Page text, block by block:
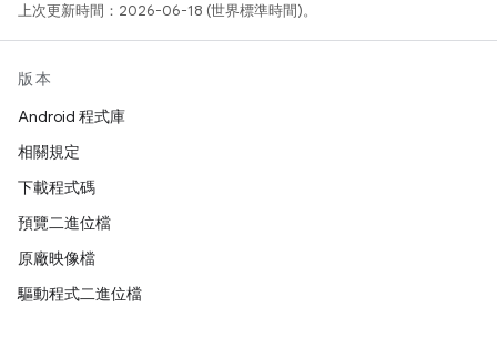
上次更新時間：2026-06-18 (世界標準時間)。
版本
Android 程式庫
相關規定
下載程式碼
預覽二進位檔
原廠映像檔
驅動程式二進位檔